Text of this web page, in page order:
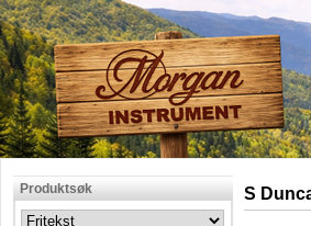
Produktsøk S